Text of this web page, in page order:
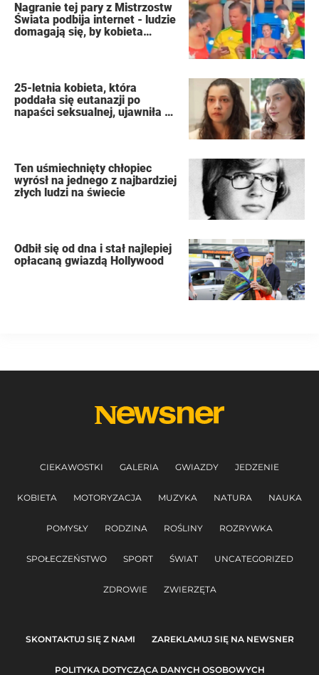
Nagranie tej pary z Mistrzostw
Świata podbija internet - ludzie
domagają się, by kobieta
25-letnia kobieta, która
poddała się eutanazji po
napaści seksualnej, ujawniła w
Ten uśmiechnięty chłopiec
wyrósł na jednego z najbardziej
złych ludzi na świecie
Odbił się od dna i stał najlepiej
opłacaną gwiazdą Hollywood
CIEKAWOSTKI GALERIA GWIAZDY JEDZENIE
KOBIETA MOTORYZACJA MUZYKA NATURA NAUKA
POMYSŁY RODZINA ROŚLINY ROZRYWKA
SPOŁECZEŃSTWO SPORT ŚWIAT UNCATEGORIZED
ZDROWIE ZWIERZĘTA
SKONTAKTUJ SIĘ Z NAMI ZAREKLAMUJ SIĘ NA NEWSNER
POLITYKA DOTYCZĄCA DANYCH OSOBOWYCH